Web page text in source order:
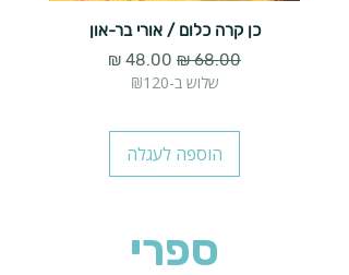
כן קרה כלום / אורי בר-און
מחיר רגיל מחיר מבצע
שלוש ב-₪120
הוספה לעגלה
ספרי